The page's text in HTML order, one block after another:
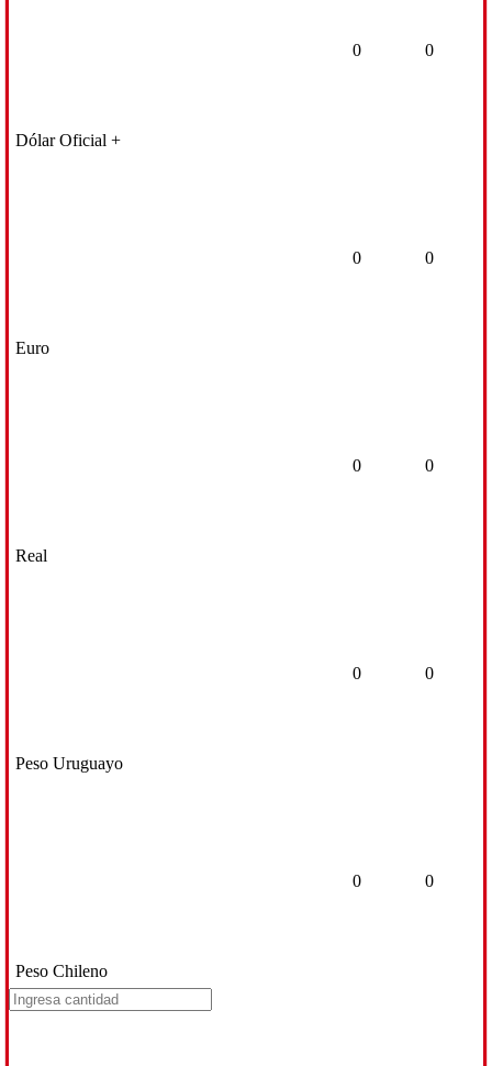
Dólar Oficial +
0 0
Euro
0 0
Real
0 0
Peso Uruguayo
0 0
Peso Chileno
0 0